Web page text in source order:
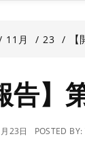
11月 23
告
23日 POSTED BY: